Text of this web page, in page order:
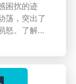
困扰的迹
荡，突出了
怒。了解身
状如何可
您个体诱因
升情感健康
念、设定现